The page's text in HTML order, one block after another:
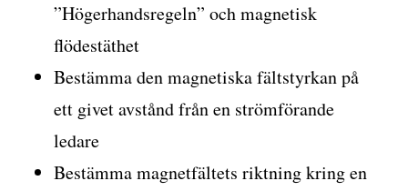
”Högerhandsregeln” och magnetisk
flödestäthet
Bestämma den magnetiska fältstyrkan på
ett givet avstånd från en strömförande
ledare
Bestämma magnetfältets riktning kring en